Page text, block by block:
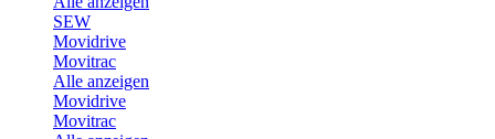
SEW
Movidrive
Movitrac
Alle anzeigen
Movidrive
Movitrac